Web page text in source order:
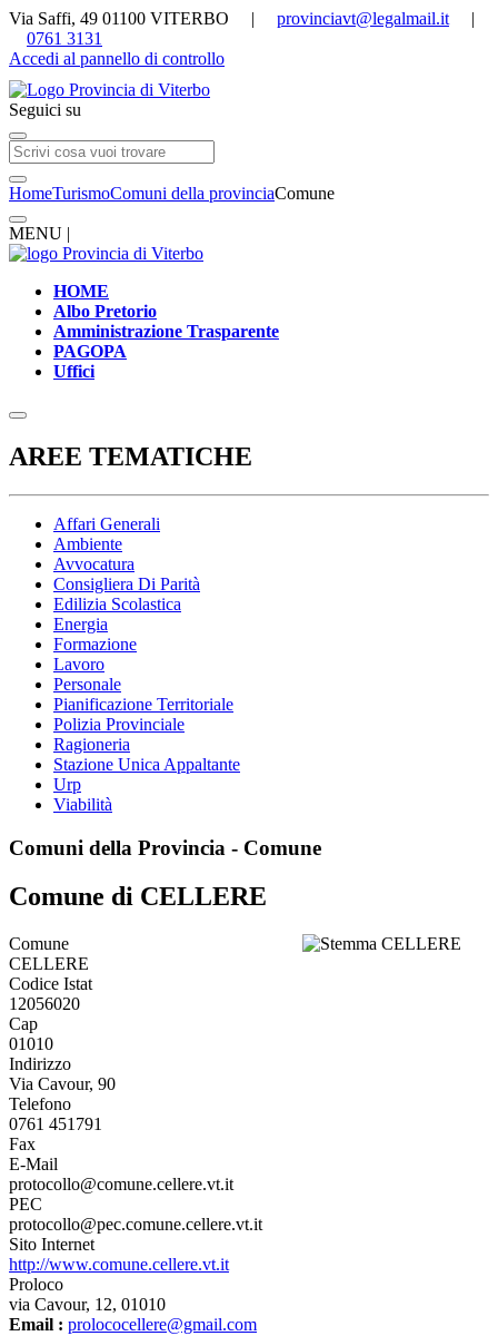
Via Saffi, 49 01100 VITERBO | provinciavt@legalmail.it |
0761 3131
Accedi al pannello di controllo
Seguici su
HomeTurismoComuni della provinciaComune
MENU |
HOME
Albo Pretorio
Amministrazione Trasparente
PAGOPA
Uffici
AREE TEMATICHE
Affari Generali
Ambiente
Avvocatura
Consigliera Di Parità
Edilizia Scolastica
Energia
Formazione
Lavoro
Personale
Pianificazione Territoriale
Polizia Provinciale
Ragioneria
Stazione Unica Appaltante
Urp
Viabilità
Comuni della Provincia - Comune
Comune di CELLERE
Comune
CELLERE
Codice Istat
12056020
Cap
01010
Indirizzo
Via Cavour, 90
Telefono
0761 451791
Fax
E-Mail
protocollo@comune.cellere.vt.it
PEC
protocollo@pec.comune.cellere.vt.it
Sito Internet
http://www.comune.cellere.vt.it
Proloco
via Cavour, 12, 01010
Email : prolococellere@gmail.com